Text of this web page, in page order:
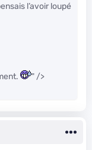
l’avoir loupé
" />